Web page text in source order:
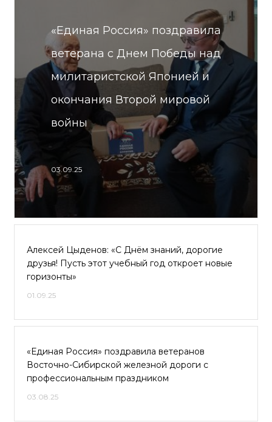
«Единая Россия» поздравила
ветерана с Днем Победы над
милитаристской Японией и
окончания Второй мировой
войны
03.09.25
Алексей Цыденов: «С Днём знаний, дорогие
друзья! Пусть этот учебный год откроет новые
горизонты»
01.09.25
«Единая Россия» поздравила ветеранов
Восточно-Сибирской железной дороги с
профессиональным праздником
03.08.25